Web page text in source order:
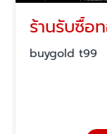
buygold t99